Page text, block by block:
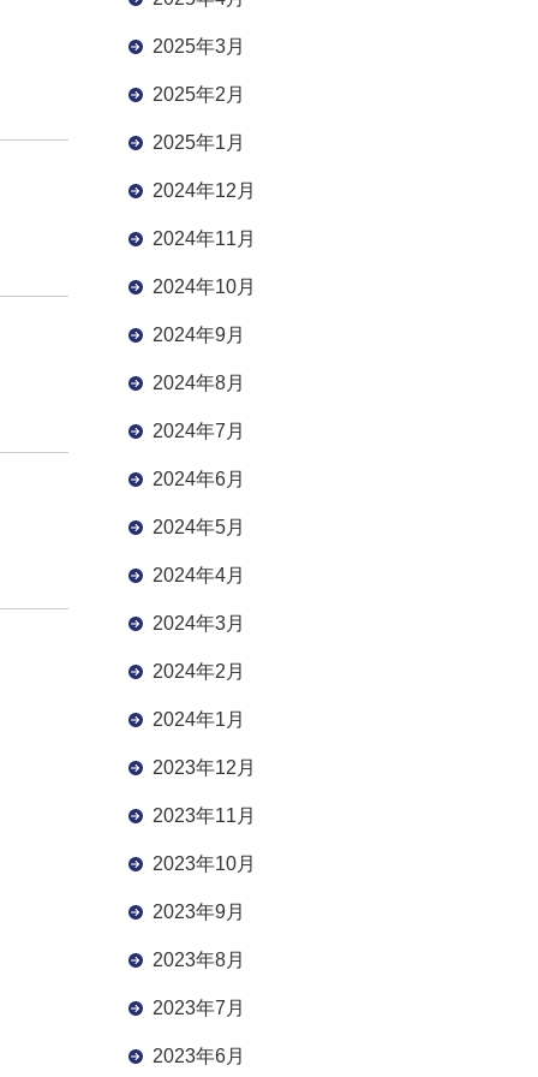
2025年3月
2025年2月
2025年1月
2024年12月
2024年11月
2024年10月
2024年9月
2024年8月
2024年7月
2024年6月
2024年5月
2024年4月
2024年3月
2024年2月
2024年1月
2023年12月
2023年11月
2023年10月
2023年9月
2023年8月
2023年7月
2023年6月